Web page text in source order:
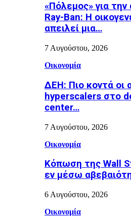
«Πόλεμος» για
Ray-Ban: Η
απειλεί μια…
7 Αυγούστου, 2026
Οικονομία
ΔΕΗ: Πιο κοντά οι
hyperscalers στο
center…
7 Αυγούστου, 2026
Οικονομία
Κόπωση της Wall
εν μέσω
6 Αυγούστου, 2026
Οικονομία